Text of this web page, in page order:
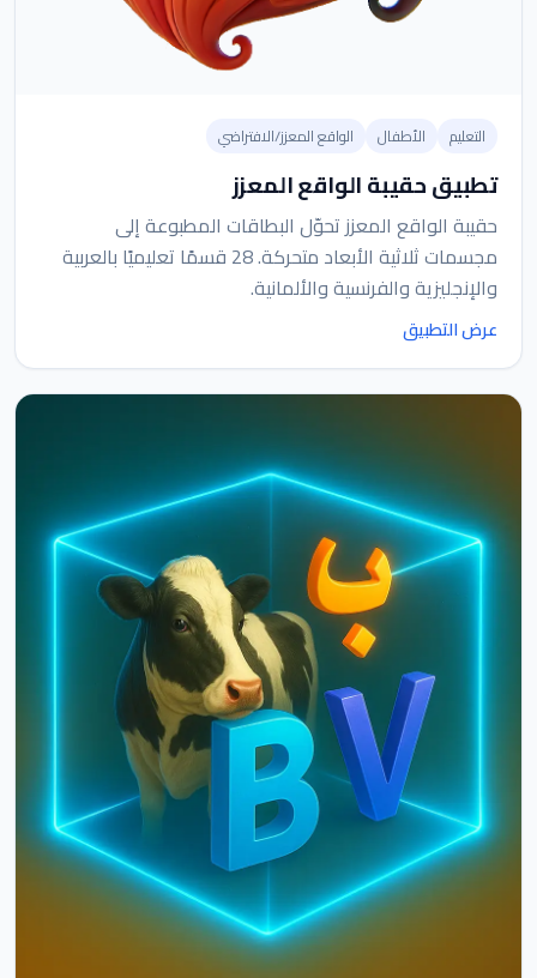
التعليم الأطفال الواقع المعزز/الافتراضي
تطبيق حقيبة الواقع المعزز
حقيبة الواقع المعزز تحوّل البطاقات المطبوعة إلى
مجسمات ثلاثية الأبعاد متحركة. 28 قسمًا تعليميًا بالعربية
والإنجليزية والفرنسية والألمانية.
عرض التطبيق